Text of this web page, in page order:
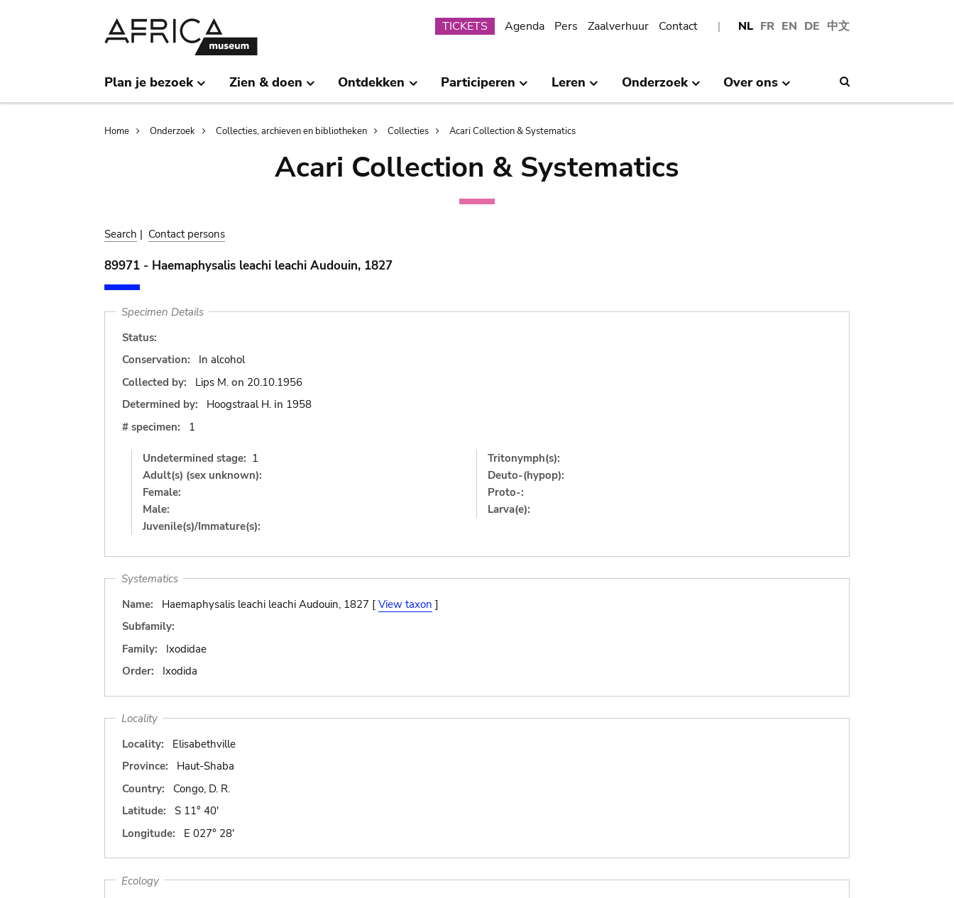
NL FR EN DE 中文
Submenu
TICKETS Agenda Pers Zaalverhuur Contact
Plan je bezoek Zien & doen Ontdekken Participeren Leren Onderzoek Over ons
Breadcrumb
Home Onderzoek Collecties, archieven en bibliotheken Collecties Acari Collection & Systematics
Acari Collection & Systematics
Search | Contact persons
89971 - Haemaphysalis leachi leachi Audouin, 1827
Specimen Details
Status:
Conservation:
In alcohol
Collected by:
Lips M. on 20.10.1956
Determined by:
Hoogstraal H. in 1958
# specimen:
1
Undetermined stage: 1
Adult(s) (sex unknown):
Female:
Male:
Juvenile(s)/Immature(s):
Tritonymph(s):
Deuto-(hypop):
Proto-:
Larva(e):
Systematics
Name:
Haemaphysalis leachi leachi Audouin, 1827 [ View taxon ]
Subfamily:
Family:
Ixodidae
Order:
Ixodida
Locality
Locality:
Elisabethville
Province:
Haut-Shaba
Country:
Congo, D. R.
Latitude:
S 11° 40'
Longitude:
E 027° 28'
Ecology